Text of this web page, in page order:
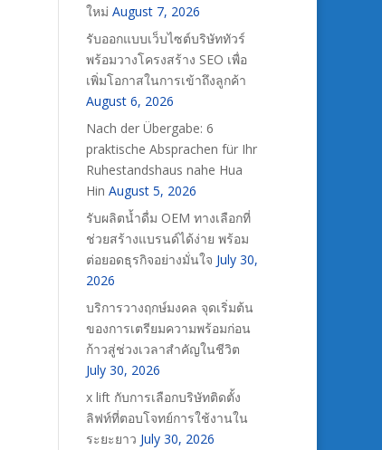
ใหม่ August 7, 2026
รับออกแบบเว็บไซต์บริษัททัวร์
พร้อมวางโครงสร้าง SEO เพื่อ
เพิ่มโอกาสในการเข้าถึงลูกค้า
August 6, 2026
Nach der Übergabe: 6
praktische Absprachen für Ihr
Ruhestandshaus nahe Hua
Hin August 5, 2026
รับผลิตน้ำดื่ม OEM ทางเลือกที่
ช่วยสร้างแบรนด์ได้ง่าย พร้อม
ต่อยอดธุรกิจอย่างมั่นใจ July 30,
2026
บริการวางฤกษ์มงคล จุดเริ่มต้น
ของการเตรียมความพร้อมก่อน
ก้าวสู่ช่วงเวลาสำคัญในชีวิต
July 30, 2026
x lift กับการเลือกบริษัทติดตั้ง
ลิฟท์ที่ตอบโจทย์การใช้งานใน
ระยะยาว July 30, 2026